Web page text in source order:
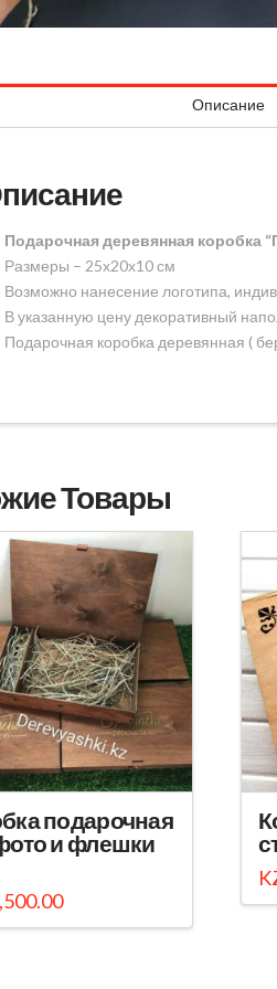
Описание
Подарочная деревянная коробка
Размеры – 25х20х10 см
Возможно нанесение логотипа,
В указанную цену декоративный
Подарочная коробка деревянная (
Товары
подарочная
и флешки